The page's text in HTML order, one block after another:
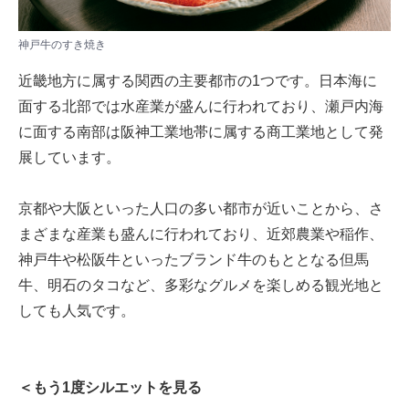
神戸牛のすき焼き
近畿地方に属する関西の主要都市の1つです。日本海に
面する北部では水産業が盛んに行われており、瀬戸内海
に面する南部は阪神工業地帯に属する商工業地として発
展しています。
京都や大阪といった人口の多い都市が近いことから、さ
まざまな産業も盛んに行われており、近郊農業や稲作、
神戸牛や松阪牛といったブランド牛のもととなる但馬
牛、明石のタコなど、多彩なグルメを楽しめる観光地と
しても人気です。
＜もう1度シルエットを見る